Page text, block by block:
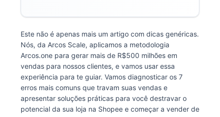
Este não é apenas mais um artigo com dicas genéricas.
Nós, da Arcos Scale, aplicamos a metodologia
Arcos.one para gerar mais de R$500 milhões em
vendas para nossos clientes, e vamos usar essa
experiência para te guiar. Vamos diagnosticar os 7
erros mais comuns que travam suas vendas e
apresentar soluções práticas para você destravar o
potencial da sua loja na Shopee e começar a vender de